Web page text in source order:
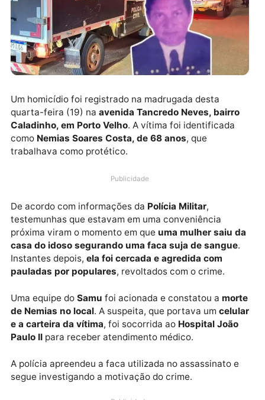
Um homicídio foi registrado na madrugada desta
Caladinho, em Porto Velho. A vítima foi identificada
trabalhava como protético.
Publicidade
De acordo com informações daPolícia Militar
próxima viram o momento em queuma mulher saiu
casa do idoso segurando uma faca suja de sangue
Instantes depois,ela foi cercada e agredida com
pauladas por populares
Uma equipe doSamufoi acionada e constatou a